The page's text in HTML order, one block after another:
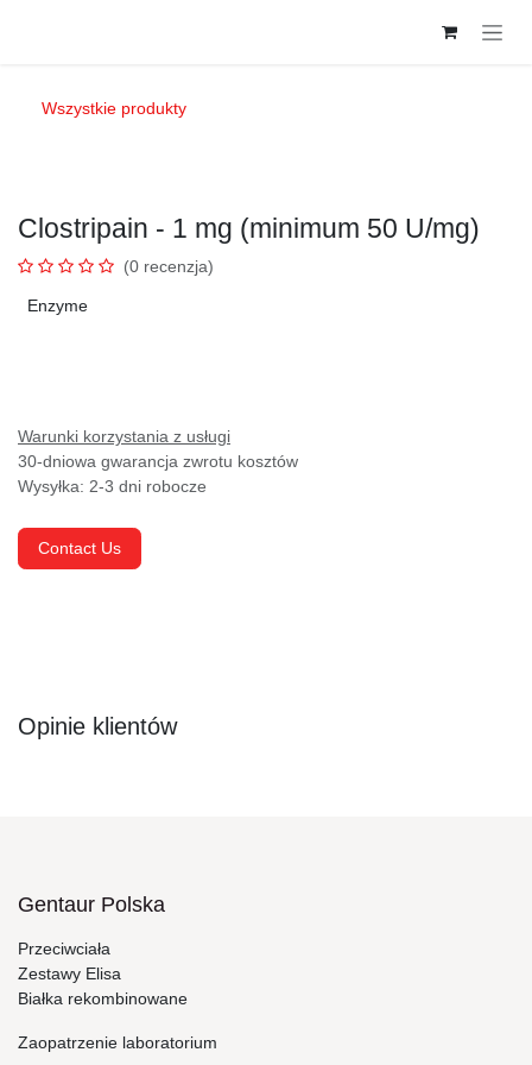
Wszystkie produkty
Clostripain - 1 mg (minimum 50 U/mg)
(0 recenzja)
Enzyme
Warunki korzystania z usługi
30-dniowa gwarancja zwrotu kosztów
Wysyłka: 2-3 dni robocze
Contact Us
Opinie klientów
Gentaur Polska
Przeciwciała
Zestawy Elisa
Białka rekombinowane
Zaopatrzenie laboratorium